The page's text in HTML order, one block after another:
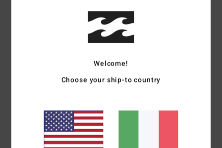
tessuto in lino
Scollo: top aderente con coulisse e dettagli cut-out sul
Composizione[Tessuto principale] 85% cotone, 15% lino
Welcome!
Choose your ship-to country